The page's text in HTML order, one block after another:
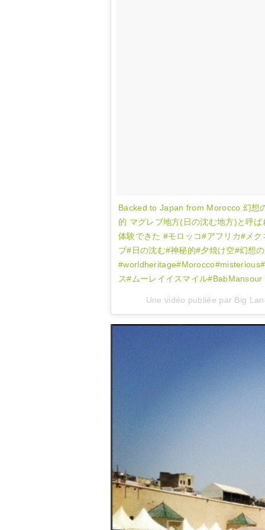
Backed to Japan from Morocco 幻想
的 マグレブ地方(日の沈む地方)と呼
体験できた #モロッコ#アフリカ#メ
ブ#日の沈む#神秘的#夕焼け空#幻想
ス#ムーレイイスマイル#BabMansour
Une vidéo publiée par Big